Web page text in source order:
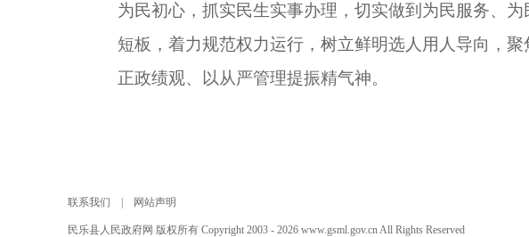
为民初心，抓实民生实事办理，切实做到为民服务、
短板，着力规范权力运行，树立鲜明选人用人导向，
正政绩观、以从严管理提振精气神。
联系我们 网站声明
民乐县人民政府网 版权所有 Copyright 2003 - 2026 www.gsml.gov.cn All Rights Reserved